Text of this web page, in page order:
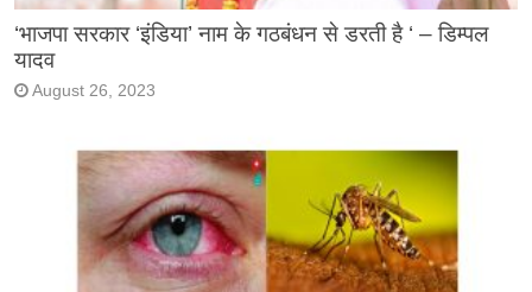
‘भाजपा सरकार ‘इंडिया’ नाम के गठबंधन से डरती है ‘ – डिम्पल
यादव
August 26, 2023